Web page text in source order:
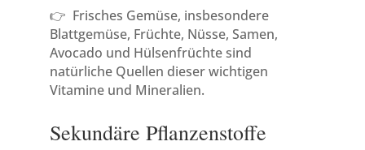
👉 Frisches Gemüse, insbesondere
Blattgemüse, Früchte, Nüsse, Samen,
Avocado und Hülsenfrüchte sind
natürliche Quellen dieser wichtigen
Vitamine und Mineralien.
Sekundäre Pflanzenstoffe